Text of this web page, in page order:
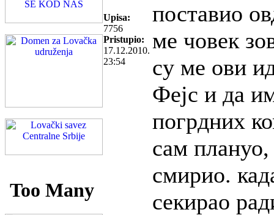
Upisa:
7756
Pristupio:
17.12.2010.
23:54
поставио
ме човек
су ме ови
Фејс и да
погрдних
сам
смирио.
секирао